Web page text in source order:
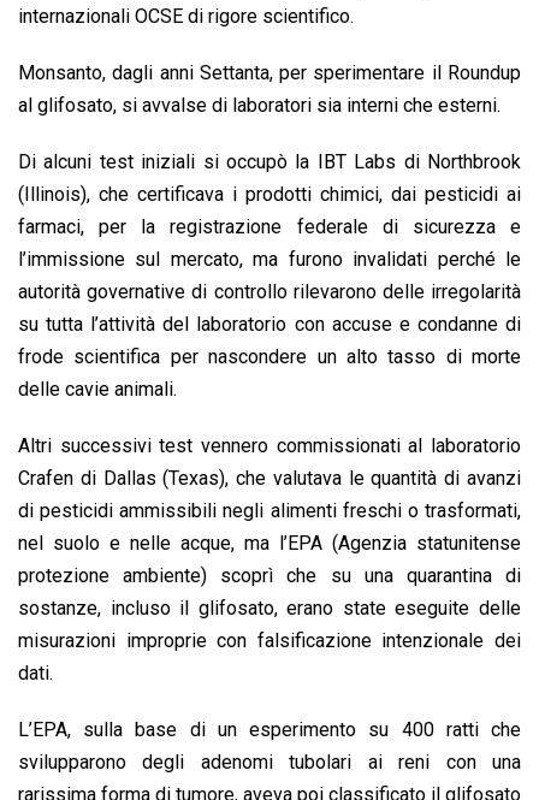
internazionali OCSE di rigore scientifico.
Monsanto, dagli anni Settanta, per sperimentare il Roundup
al glifosato, si avvalse di laboratori sia interni che esterni.
Di alcuni test iniziali si occupò la IBT Labs di Northbrook
(Illinois), che certificava i prodotti chimici, dai pesticidi ai
farmaci, per la registrazione federale di sicurezza e
l’immissione sul mercato, ma furono invalidati perché le
autorità governative di controllo rilevarono delle irregolarità
su tutta l’attività del laboratorio con accuse e condanne di
frode scientifica per nascondere un alto tasso di morte
delle cavie animali.
Altri successivi test vennero commissionati al laboratorio
Crafen di Dallas (Texas), che valutava le quantità di avanzi
di pesticidi ammissibili negli alimenti freschi o trasformati,
nel suolo e nelle acque, ma l’EPA (Agenzia statunitense
protezione ambiente) scoprì che su una quarantina di
sostanze, incluso il glifosato, erano state eseguite delle
misurazioni improprie con falsificazione intenzionale dei
dati.
L’EPA, sulla base di un esperimento su 400 ratti che
svilupparono degli adenomi tubolari ai reni con una
rarissima forma di tumore, aveva poi classificato il glifosato